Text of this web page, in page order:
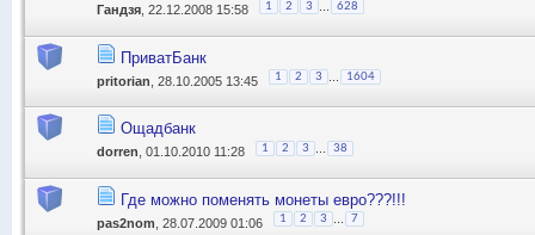
Гандзя , 22.12.2008 15:58 1 2 3 628
ПриватБанк
pritorian , 28.10.2005 13:45 1 2 3 ... 1604
Ощадбанк
dorren , 01.10.2010 11:28 1 2 3 38
Где можно поменять монеты евро???!!!
pas2nom , 28.07.2009 01:06 1 2 3 7